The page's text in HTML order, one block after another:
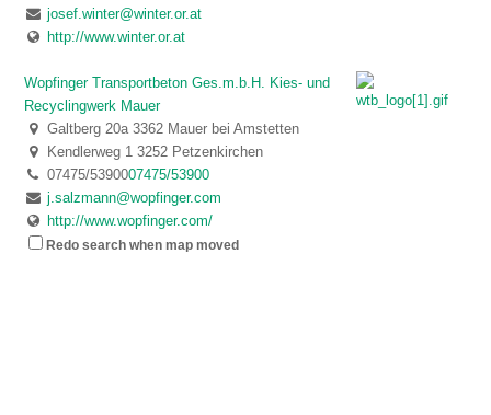
josef.winter@winter.or.at
http://www.winter.or.at
Wopfinger Transportbeton Ges.m.b.H. Kies- und
Recyclingwerk Mauer
Galtberg 20a 3362 Mauer bei Amstetten
Kendlerweg 1 3252 Petzenkirchen
07475/5390007475/53900
j.salzmann@wopfinger.com
http://www.wopfinger.com/
Redo search when map moved